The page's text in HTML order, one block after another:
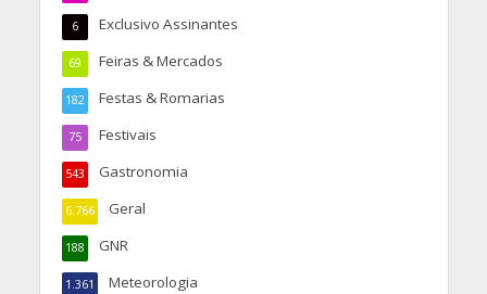
Exclusivo Assinantes
6
Feiras & Mercados
69
Festas & Romarias
182
Festivais
75
Gastronomia
543
Geral
6.766
GNR
188
Meteorologia
1.361